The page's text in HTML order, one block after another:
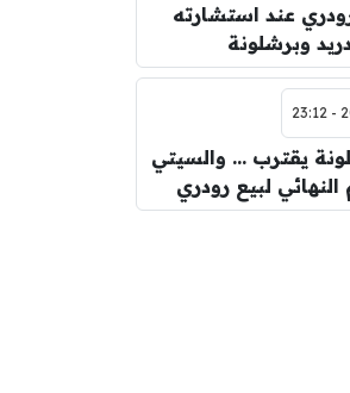
عند استشارته
وبرشلونة
يقترب … والسيتي
النهائي لبيع رودري